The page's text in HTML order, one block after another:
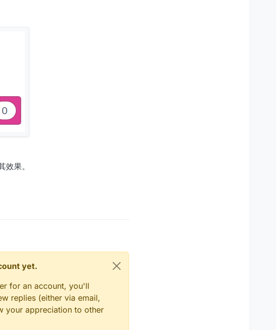
果。
yet.
for an account, you'll
replies (either via email,
your appreciation to other